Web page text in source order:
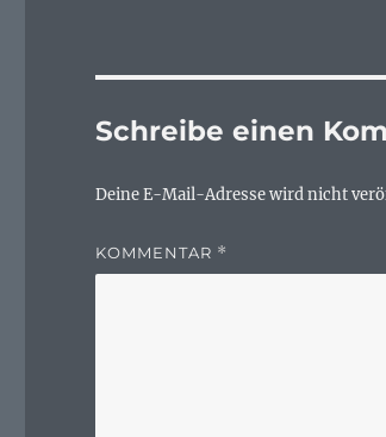
Schreibe einen
Deine E-Mail-Adresse wird nicht
KOMMENTAR *